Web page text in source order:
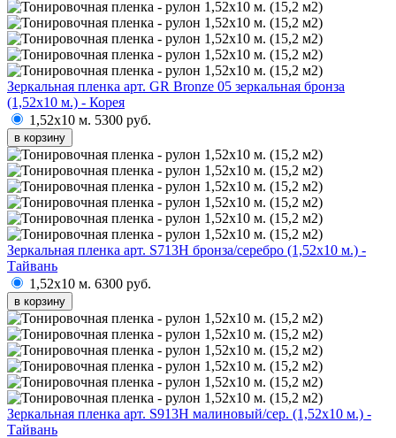
Зеркальная пленка арт. GR Bronze 05 зеркальная бронза
(1,52х10 м.) - Корея
1,52х10 м. 5300 руб.
в корзину
Зеркальная пленка арт. S713H бронза/серебро (1,52х10 м.) -
Тайвань
1,52х10 м. 6300 руб.
в корзину
Зеркальная пленка арт. S913H малиновый/сер. (1,52х10 м.) -
Тайвань